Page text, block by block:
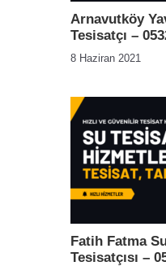
Arnavutköy
Tesisatçı –
8 Haziran 2021
Fatih Fatma
Tesisatçısı –